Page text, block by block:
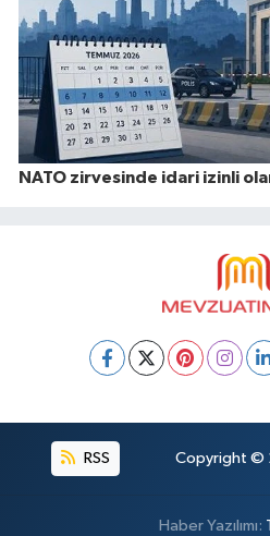
NATO zirvesinde idari izinli
RSS Copyright ©
Haber Yazılımı: